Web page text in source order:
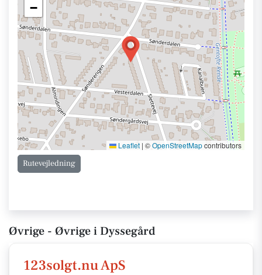
−
Leaflet | ©OpenStreetMapcontributors
Rutevejledning
Øvrige - Øvrige i Dyssegård
123solgt.nu ApS